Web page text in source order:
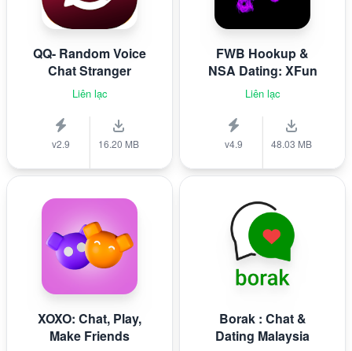
QQ- Random Voice
Chat Stranger
Liên lạc
v2.9 16.20 MB
FWB Hookup &
NSA Dating: XFun
Liên lạc
v4.9 48.03 MB
XOXO: Chat, Play,
Make Friends
Borak : Chat &
Dating Malaysia